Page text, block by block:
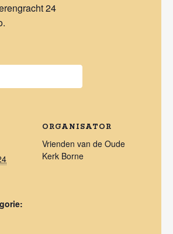
24
ORGANISATOR
Vrienden van de Oude
Kerk Borne